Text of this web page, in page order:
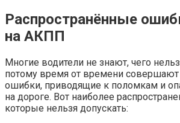
Распространённые
на АКПП
Многие водители не знают, чего
потому время от времени
ошибки, приводящие к поломкам и
на дороге. Вот наиболее
которые нельзя допускать: